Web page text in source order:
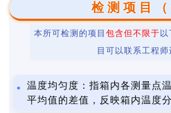
检测项目（
本所可检测的项目 包含但不限于
目可以联系工程师
温度均匀度：指箱内各测量点
平均值的差值，反映箱内温度